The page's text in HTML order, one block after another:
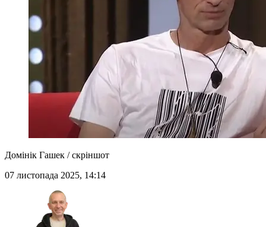
Домінік Гашек / скріншот
07 листопада 2025, 14:14